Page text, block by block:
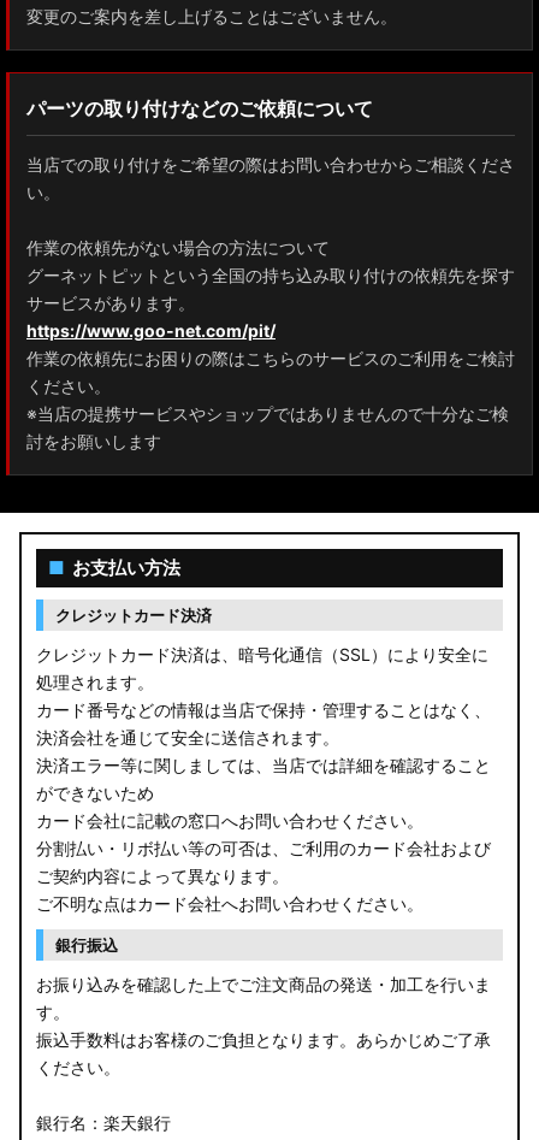
変更のご案内を差し上げることはございません。
パーツの取り付けなどのご依頼について
当店での取り付けをご希望の際はお問い合わせからご相談くださ
い。
作業の依頼先がない場合の方法について
グーネットピットという全国の持ち込み取り付けの依頼先を探す
サービスがあります。
https://www.goo-net.com/pit/
作業の依頼先にお困りの際はこちらのサービスのご利用をご検討
ください。
※当店の提携サービスやショップではありませんので十分なご検
討をお願いします
■ お支払い方法
クレジットカード決済
クレジットカード決済は、暗号化通信（SSL）により安全に
処理されます。
カード番号などの情報は当店で保持・管理することはなく、
決済会社を通じて安全に送信されます。
決済エラー等に関しましては、当店では詳細を確認すること
ができないため
カード会社に記載の窓口へお問い合わせください。
分割払い・リボ払い等の可否は、ご利用のカード会社および
ご契約内容によって異なります。
ご不明な点はカード会社へお問い合わせください。
銀行振込
お振り込みを確認した上でご注文商品の発送・加工を行いま
す。
振込手数料はお客様のご負担となります。あらかじめご了承
ください。
銀行名：楽天銀行